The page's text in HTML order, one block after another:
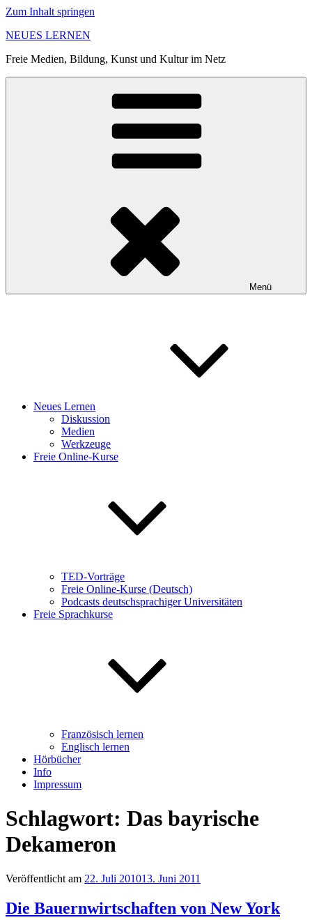
Zum Inhalt springen
NEUES LERNEN
Freie Medien, Bildung, Kunst und Kultur im Netz
Menü
Neues Lernen
Diskussion
Medien
Werkzeuge
Freie Online-Kurse
TED-Vorträge
Freie Online-Kurse (Deutsch)
Podcasts deutschsprachiger Universitäten
Freie Sprachkurse
Französisch lernen
Englisch lernen
Hörbücher
Info
Impressum
Schlagwort: Das bayrische
Dekameron
Veröffentlicht am 22. Juli 201013. Juni 2011
Die Bauernwirtschaften von New York